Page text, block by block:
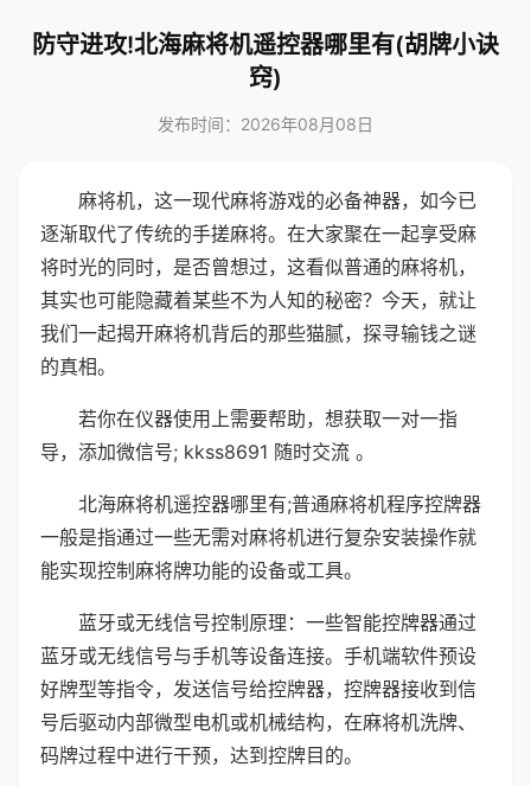
防守进攻!北海麻将机遥控器哪里有(胡牌小诀
窍)
发布时间：2026年08月08日
麻将机，这一现代麻将游戏的必备神器，如今已
逐渐取代了传统的手搓麻将。在大家聚在一起享受麻
将时光的同时，是否曾想过，这看似普通的麻将机，
其实也可能隐藏着某些不为人知的秘密？今天，就让
我们一起揭开麻将机背后的那些猫腻，探寻输钱之谜
的真相。
若你在仪器使用上需要帮助，想获取一对一指
导，添加微信号; kkss8691 随时交流 。
北海麻将机遥控器哪里有;普通麻将机程序控牌器
一般是指通过一些无需对麻将机进行复杂安装操作就
能实现控制麻将牌功能的设备或工具。
蓝牙或无线信号控制原理：一些智能控牌器通过
蓝牙或无线信号与手机等设备连接。手机端软件预设
好牌型等指令，发送信号给控牌器，控牌器接收到信
号后驱动内部微型电机或机械结构，在麻将机洗牌、
码牌过程中进行干预，达到控牌目的。